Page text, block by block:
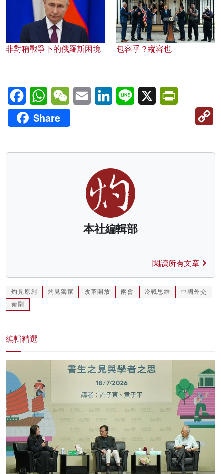
非對稱戰爭下的俄羅斯困境 包容乎？縱容也
FacebookWhatsAppWeChatEmail LinkedInLine X
Share
本社編輯部
閱讀所有文章
灼見原創 灼見獨家 改革開放 兩會 冷戰思維
中國外交
秦剛
編輯精選